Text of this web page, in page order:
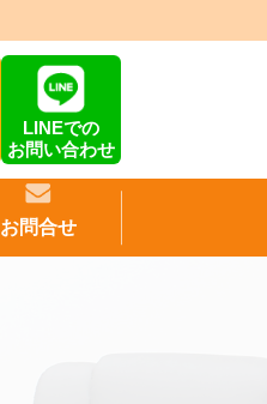
LINEでの
お問い合わせ
お問合せ